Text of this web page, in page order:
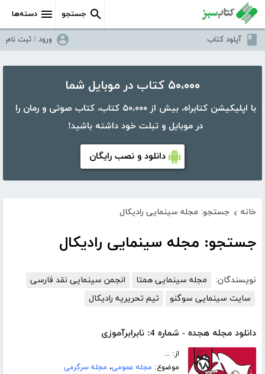
دسته‌ها جستجو
آپلود کتاب ورود / ثبت نام
۵۰،۰۰۰ کتاب در موبایل شما
با اپلیکیشن کتابراه، بیش از ۵۰،۰۰۰ کتاب، کتاب صوتی و رمان را
در موبایل و تبلت خود داشته باشید!
دانلود و نصب رایگان
خانه › جستجو: مجله سینمایی رادیکال
جستجو: مجله سینمایی رادیکال
نویسندگان: مجله سینمایی همتا
انجمن سینمایی نقد فارسی
سایت سینمایی سوگنو
تیم تحریریه رادیکال
دانلود مجله هجده - شماره 4: نابرابرآموزی
از: ...
موضوع: مجله عمومی، مجله سرگرمی